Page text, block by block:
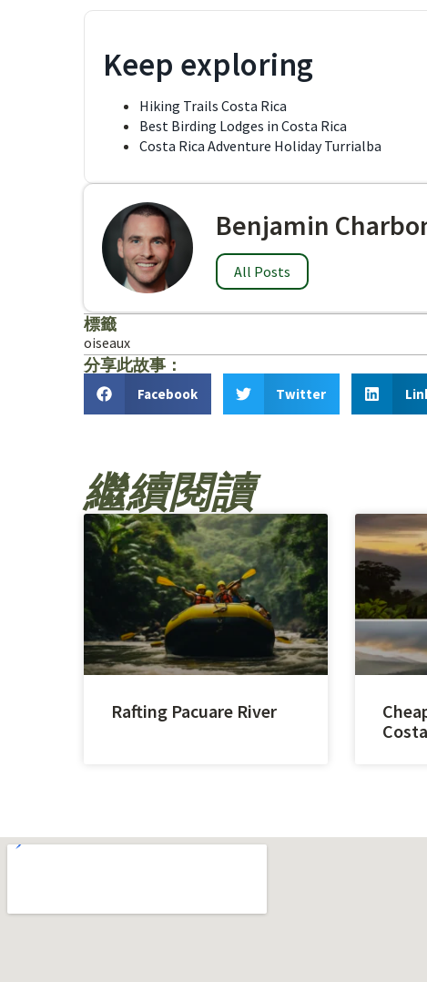
Keep exploring
Hiking Trails Costa Rica
Best Birding Lodges in Costa Rica
Costa Rica Adventure Holiday Turrialba
Benjamin
All Posts
標籤
oiseaux
分享此故事：
Facebook Twitter
繼續閱讀
Rafting Pacuare River